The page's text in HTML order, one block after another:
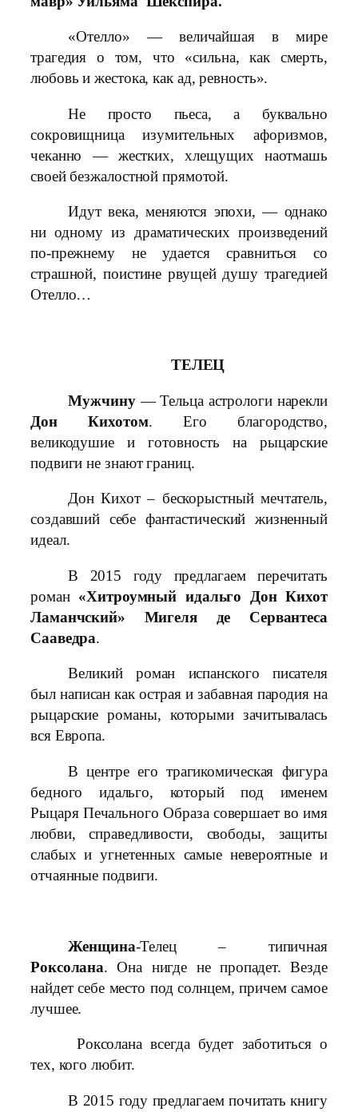
«Отелло» — величайшая в мире
трагедия о том, что «сильна, как смерть,
любовь и жестока, как ад, ревность».
Не просто пьеса, а буквально
сокровищница изумительных афоризмов,
чеканно — жестких, хлещущих наотмашь
своей безжалостной прямотой.
Идут века, меняются эпохи, — однако
ни одному из драматических произведений
по-прежнему не удается сравниться со
страшной, поистине рвущей душу трагедией
Отелло…
ТЕЛЕЦ
Мужчину— Тельца астрологи нарекли
Дон Кихотом. Его благородство,
великодушие и готовность на рыцарские
подвиги не знают границ.
Дон Кихот – бескорыстный мечтатель,
создавший себе фантастический жизненный
идеал.
В 2015 году предлагаем перечитать
роман «Хитроумный идальго Дон Кихот
Ламанчский» Мигеля де Сервантеса
Сааведра.
Великий роман испанского писателя
был написан как острая и забавная пародия на
рыцарские романы, которыми зачитывалась
вся Европа.
В центре его трагикомическая фигура
бедного идальго, который под именем
Рыцаря Печального Образа совершает во имя
любви, справедливости, свободы, защиты
слабых и угнетенных самые невероятные и
отчаянные подвиги.
Женщина-Телец – типичная
Роксолана. Она нигде не пропадет. Везде
найдет себе место под солнцем, причем самое
лучшее.
Роксолана всегда будет заботиться о
тех, кого любит.
В 2015 году предлагаем почитать книгу